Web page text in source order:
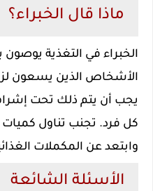
ماذا قال الخبراء؟
الخبراء في التغذية
الأشخاص الذين يسعون
يجب أن يتم ذلك تحت
كل فرد. تجنب تناول كميات
وابتعد عن المكملات
الأسئلة الشائعة